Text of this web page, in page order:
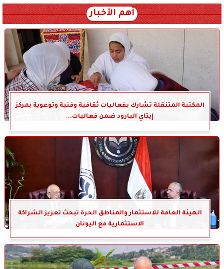
أهم الأخبار
المكتبة المتنقلة تشارك بفعاليات ثقافية وفنية وتوعوية بمركز
إيتاي البارود ضمن فعاليات...
الهيئة العامة للاستثمار والمناطق الحرة تبحث تعزيز الشراكة
الاستثمارية مع اليونان